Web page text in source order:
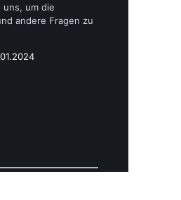
uns, um die
andere Fragen zu